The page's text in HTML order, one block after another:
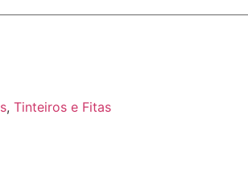
, Tinteiros e Fitas